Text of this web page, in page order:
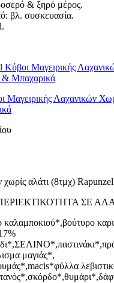
& ξηρό μέρος.
βλ. συσκευασία.
αλάτι (8τμχ)
ΣΕ
καλαμποκιού*,βούτυρο
μαγιάς*,